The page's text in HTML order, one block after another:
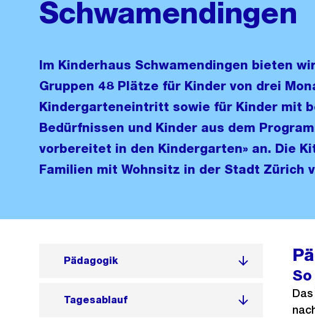
Schwamendingen
Im Kinderhaus Schwamendingen bieten
Gruppen 48 Plätze für Kinder von drei
Kindergarteneintritt sowie für Kinder mit
Bedürfnissen und Kinder aus dem
vorbereitet in den Kindergarten» an. Die
Familien mit Wohnsitz in der Stadt Zürich
Pädagogik
Tagesablauf